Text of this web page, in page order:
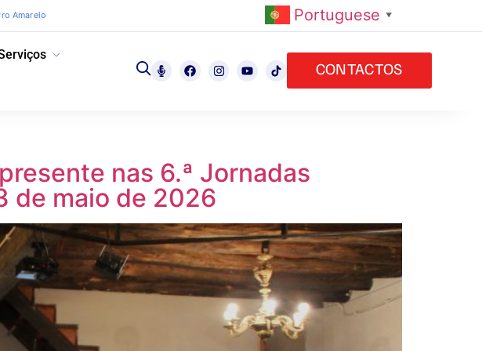
Amarelo Portuguese ▼
CONTACTOS
nas 6.ª Jornadas
de maio de 2026